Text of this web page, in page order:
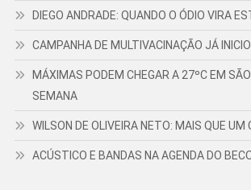
DIEGO ANDRADE: QUANDO O ÓDIO VIRA
CAMPANHA DE MULTIVACINAÇÃO JÁ
MÁXIMAS PODEM CHEGAR A 27ºC EM
SEMANA
WILSON DE OLIVEIRA NETO: MAIS QUE UM
ACÚSTICO E BANDAS NA AGENDA DO